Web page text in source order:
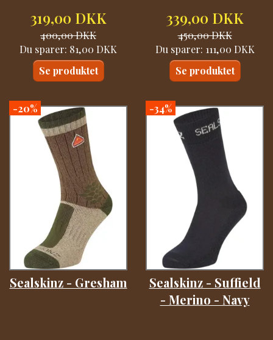
319,00 DKK
400,00 DKK
Du sparer: 81,00 DKK
Se produktet
339,00 DKK
450,00 DKK
Du sparer: 111,00 DKK
Se produktet
-20%
Sealskinz - Gresham
-34%
Sealskinz - Suffield
- Merino - Navy